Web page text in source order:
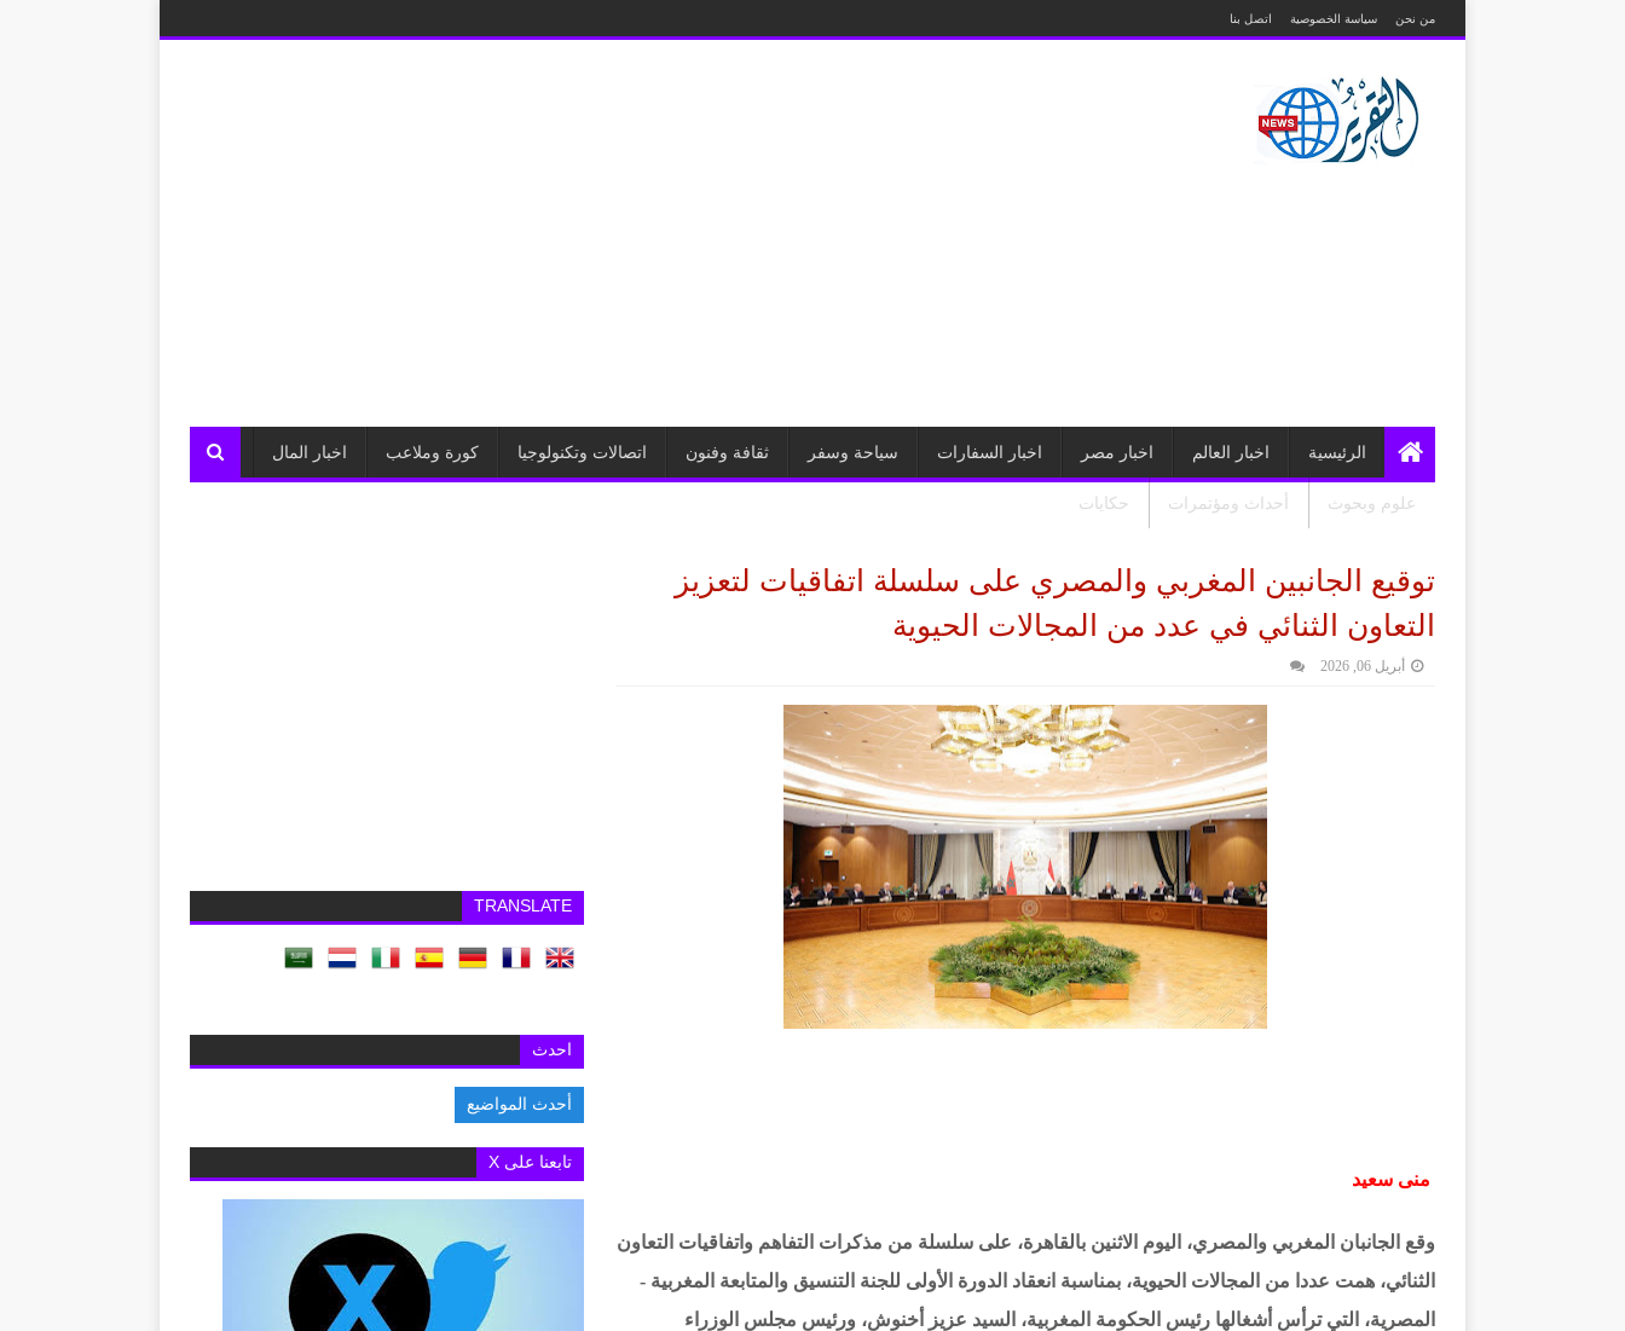
من نحن سياسة الخصوصية اتصل بنا
الرئيسية اخبار العالم اخبار مصر اخبار السفارات سياحة وسفر ثقافة وفنون اتصالات وتكنولوجيا كورة وملاعب اخبار المال
علوم وبحوث أحداث ومؤتمرات حكايات
توقيع الجانبين المغربي والمصري على سلسلة اتفاقيات لتعزيز
التعاون الثنائي في عدد من المجالات الحيوية
أبريل 06, 2026
منى سعيد
وقع الجانبان المغربي والمصري، اليوم الاثنين بالقاهرة، على سلسلة من مذكرات التفاهم واتفاقيات التعاون
الثنائي، همت عددا من المجالات الحيوية، بمناسبة انعقاد الدورة الأولى للجنة التنسيق والمتابعة المغربية -
المصرية، التي ترأس أشغالها رئيس الحكومة المغربية، السيد عزيز أخنوش، ورئيس مجلس الوزراء
TRANSLATE
احدث
أحدث المواضيع
تابعنا على X